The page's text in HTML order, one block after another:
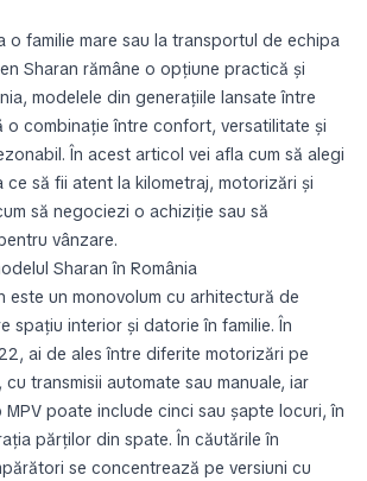
o familie mare sau la transportul de echipa
Sharan rămâne o opțiune practică și
modelele din generațiile lansate între
combinație între confort, versatilitate și
În acest articol vei afla cum să alegi
ce să fii atent la kilometraj, motorizări și
să negociezi o achiziție sau să
vânzare.
Sharan în România
este un monovolum cu arhitectură de
spațiu interior și datorie în familie. În
ai de ales între diferite motorizări pe
transmisii automate sau manuale, iar
MPV poate include cinci sau șapte locuri, în
părților din spate. În căutările în
se concentrează pe versiuni cu